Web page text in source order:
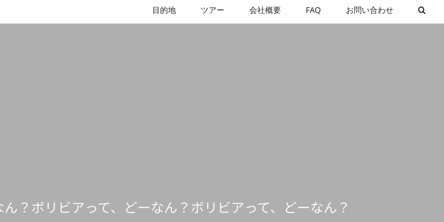
目的地 ツアー 会社概要 FAQ お問い合わせ
？ボリビアって、どーなん？ボリビアって、どーなん？